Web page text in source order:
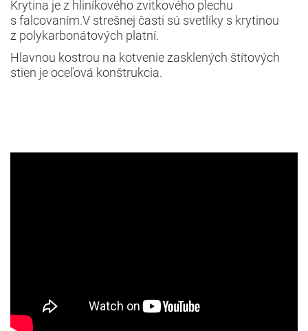
Krytina je z hliníkového zvitkového plechu
s falcovaním.V strešnej časti sú svetlíky s krytinou
z polykarbonátových platní.
Hlavnou kostrou na kotvenie zasklených štítových
stien je oceľová konštrukcia.